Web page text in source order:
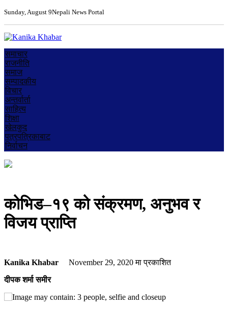
Sunday, August 9Nepali News Portal
समाचार
राजनीति
समाज
सम्पादकीय
विचार
अन्तर्वार्ता
साहित्य
शिक्षा
खेलकुद
पत्रपत्रिकाबाट
निर्वाचन
कोभिड–१९ को संक्रमण, अनुभव र
विजय प्राप्ति
Kanika Khabar November 29, 2020मा प्रकाशित
दीपक शर्मा समीर